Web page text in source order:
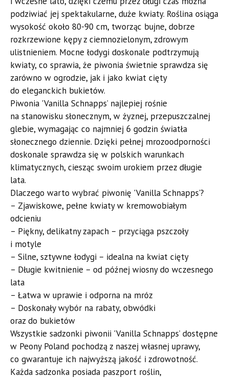
podziwiać jej spektakularne, duże kwiaty. Roślina osiąga
wysokość około 80-90 cm, tworząc bujne, dobrze
rozkrzewione kępy z ciemnozielonym, zdrowym
ulistnieniem. Mocne łodygi doskonale podtrzymują
kwiaty, co sprawia, że piwonia świetnie sprawdza się
zarówno w ogrodzie, jak i jako kwiat cięty
do eleganckich bukietów.
Piwonia 'Vanilla Schnapps’ najlepiej rośnie
na stanowisku słonecznym, w żyznej, przepuszczalnej
glebie, wymagając co najmniej 6 godzin światła
słonecznego dziennie. Dzięki pełnej mrozoodporności
doskonale sprawdza się w polskich warunkach
klimatycznych, ciesząc swoim urokiem przez długie
lata.
Dlaczego warto wybrać piwonię 'Vanilla Schnapps’?
– Zjawiskowe, pełne kwiaty w kremowobiałym
odcieniu
– Piękny, delikatny zapach – przyciąga pszczoły
i motyle
– Silne, sztywne łodygi – idealna na kwiat cięty
– Długie kwitnienie – od późnej wiosny do wczesnego
lata
– Łatwa w uprawie i odporna na mróz
– Doskonały wybór na rabaty, obwódki
oraz do bukietów
Wszystkie sadzonki piwonii 'Vanilla Schnapps’ dostępne
w Peony Poland pochodzą z naszej własnej uprawy,
co gwarantuje ich najwyższą jakość i zdrowotność.
Każda sadzonka posiada paszport roślin,